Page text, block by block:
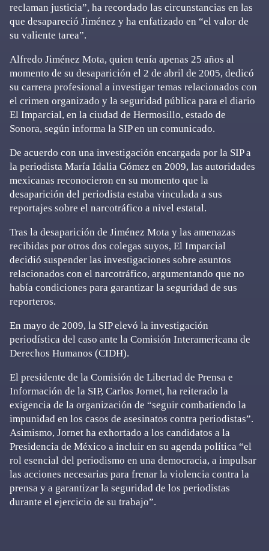
reclaman justicia”, ha recordado las circunstancias en las
que desapareció Jiménez y ha enfatizado en “el valor de
su valiente tarea”.
Alfredo Jiménez Mota, quien tenía apenas 25 años al
momento de su desaparición el 2 de abril de 2005, dedicó
su carrera profesional a investigar temas relacionados con
el crimen organizado y la seguridad pública para el diario
El Imparcial, en la ciudad de Hermosillo, estado de
Sonora, según informa la SIP en un comunicado.
De acuerdo con una investigación encargada por la SIP a
la periodista María Idalia Gómez en 2009, las autoridades
mexicanas reconocieron en su momento que la
desaparición del periodista estaba vinculada a sus
reportajes sobre el narcotráfico a nivel estatal.
Tras la desaparición de Jiménez Mota y las amenazas
recibidas por otros dos colegas suyos, El Imparcial
decidió suspender las investigaciones sobre asuntos
relacionados con el narcotráfico, argumentando que no
había condiciones para garantizar la seguridad de sus
reporteros.
En mayo de 2009, la SIP elevó la investigación
periodística del caso ante la Comisión Interamericana de
Derechos Humanos (CIDH).
El presidente de la Comisión de Libertad de Prensa e
Información de la SIP, Carlos Jornet, ha reiterado la
exigencia de la organización de “seguir combatiendo la
impunidad en los casos de asesinatos contra periodistas”.
Asimismo, Jornet ha exhortado a los candidatos a la
Presidencia de México a incluir en su agenda política “el
rol esencial del periodismo en una democracia, a impulsar
las acciones necesarias para frenar la violencia contra la
prensa y a garantizar la seguridad de los periodistas
durante el ejercicio de su trabajo”.